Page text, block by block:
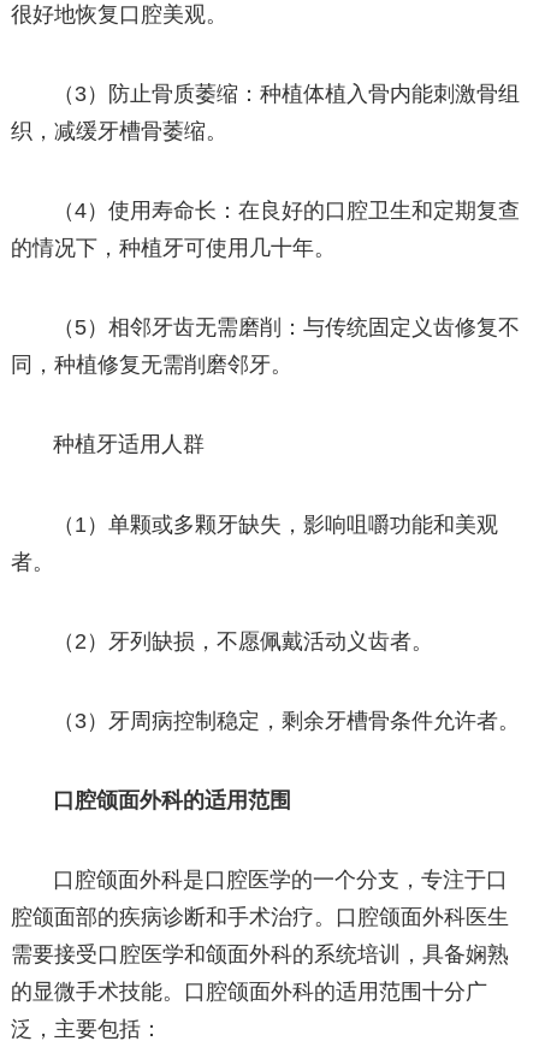
很好地恢复口腔美观。
（3）防止骨质萎缩：种植体植入骨内能刺激骨组
织，减缓牙槽骨萎缩。
（4）使用寿命长：在良好的口腔卫生和定期复查
的情况下，种植牙可使用几十年。
（5）相邻牙齿无需磨削：与传统固定义齿修复不
同，种植修复无需削磨邻牙。
种植牙适用人群
（1）单颗或多颗牙缺失，影响咀嚼功能和美观
者。
（2）牙列缺损，不愿佩戴活动义齿者。
（3）牙周病控制稳定，剩余牙槽骨条件允许者。
口腔颌面外科的适用范围
口腔颌面外科是口腔医学的一个分支，专注于口
腔颌面部的疾病诊断和手术治疗。口腔颌面外科医生
需要接受口腔医学和颌面外科的系统培训，具备娴熟
的显微手术技能。口腔颌面外科的适用范围十分广
泛，主要包括：